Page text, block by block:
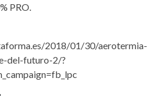
PRO.
2018/01/30/aerotermia-
del-futuro-2/?